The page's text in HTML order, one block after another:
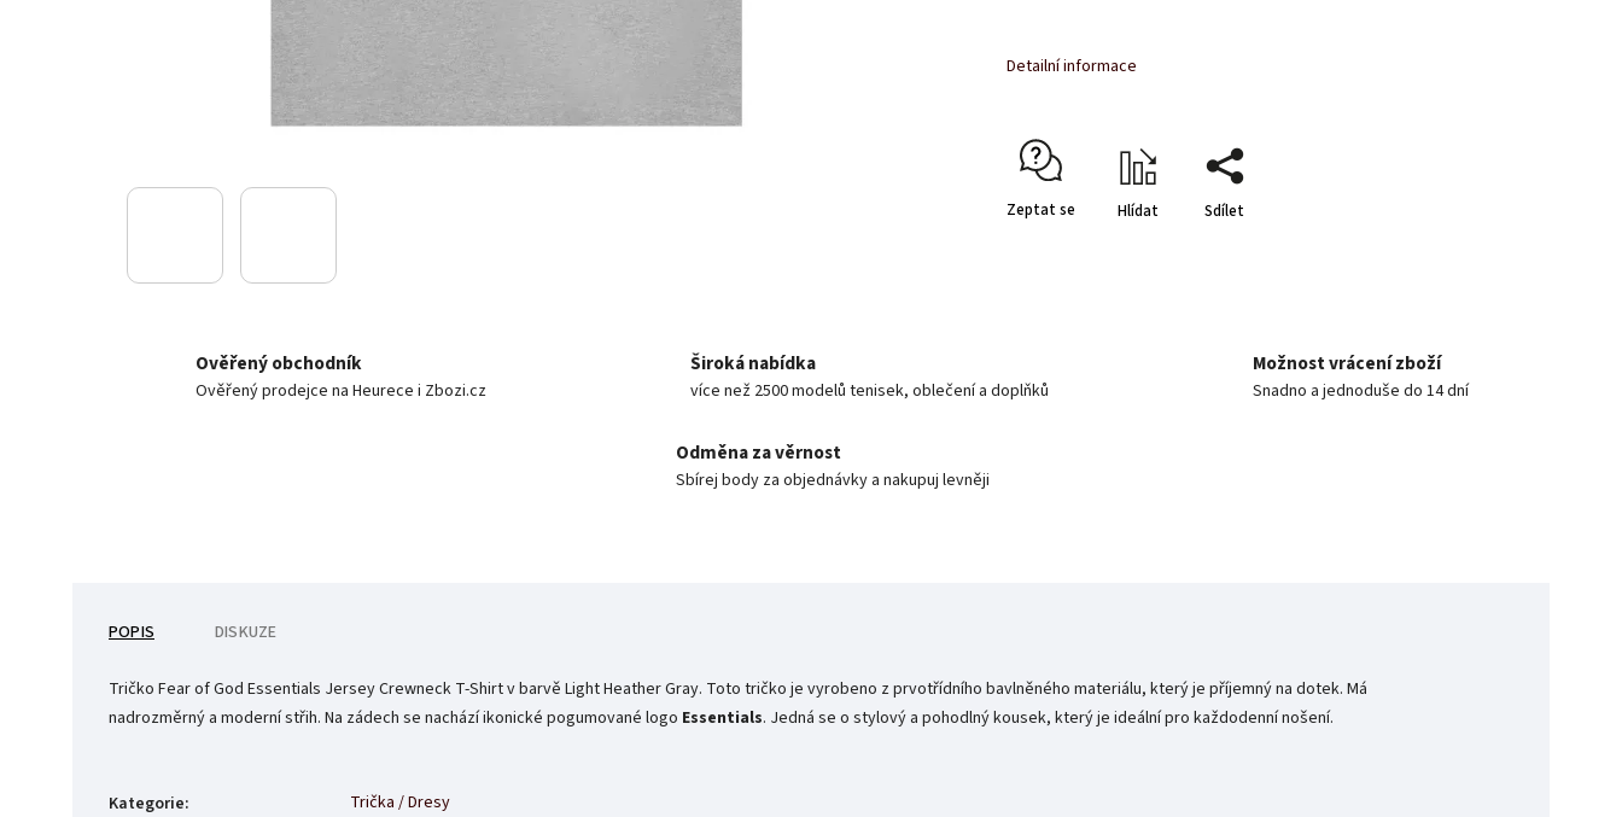
Detailní informace
Zeptat se Hlídat Sdílet
Ověřený obchodník
Ověřený prodejce na Heurece i Zbozi.cz
Široká nabídka
více než 2500 modelů tenisek, oblečení a doplňků
Možnost vrácení zboží
Snadno a jednoduše do 14 dní
Odměna za věrnost
Sbírej body za objednávky a nakupuj levněji
POPIS DISKUZE
Tričko Fear of God Essentials Jersey Crewneck T-Shirt v barvě Light Heather Gray. Toto tričko je vyrobeno z prvotřídního bavlněného materiálu, který je příjemný na dotek. Má
nadrozměrný a moderní střih. Na zádech se nachází ikonické pogumované logo Essentials. Jedná se o stylový a pohodlný kousek, který je ideální pro každodenní nošení.
Kategorie:
Trička / Dresy